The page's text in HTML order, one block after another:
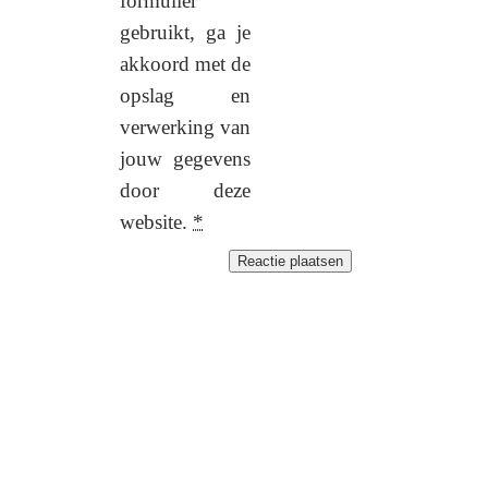
gebruikt, ga je
akkoord met de
opslag en
verwerking van
jouw gegevens
door deze
website. *